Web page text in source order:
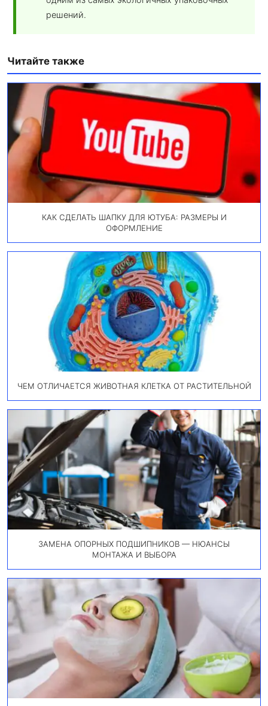
решений.
Читайте также
КАК СДЕЛАТЬ ШАПКУ ДЛЯ ЮТУБА: РАЗМЕРЫ И
ОФОРМЛЕНИЕ
ЧЕМ ОТЛИЧАЕТСЯ ЖИВОТНАЯ КЛЕТКА ОТ РАСТИТЕЛЬНОЙ
ЗАМЕНА ОПОРНЫХ ПОДШИПНИКОВ — НЮАНСЫ
МОНТАЖА И ВЫБОРА